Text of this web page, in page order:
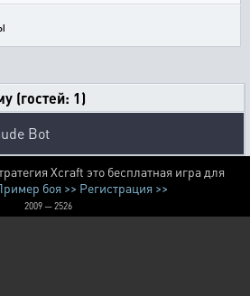
(гостей: 1)
Bot
Xcraft это бесплатная игра для
боя >> Регистрация >>
2009 — 2526